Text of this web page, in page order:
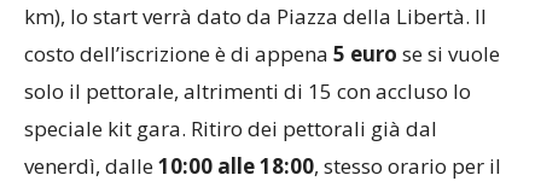
km), lo start verrà dato da Piazza della Libertà. Il
costo dell’iscrizione è di appena 5 euro se si vuole
solo il pettorale, altrimenti di 15 con accluso lo
speciale kit gara. Ritiro dei pettorali già dal
venerdì, dalle10:00 alle 18:00, stesso orario per il